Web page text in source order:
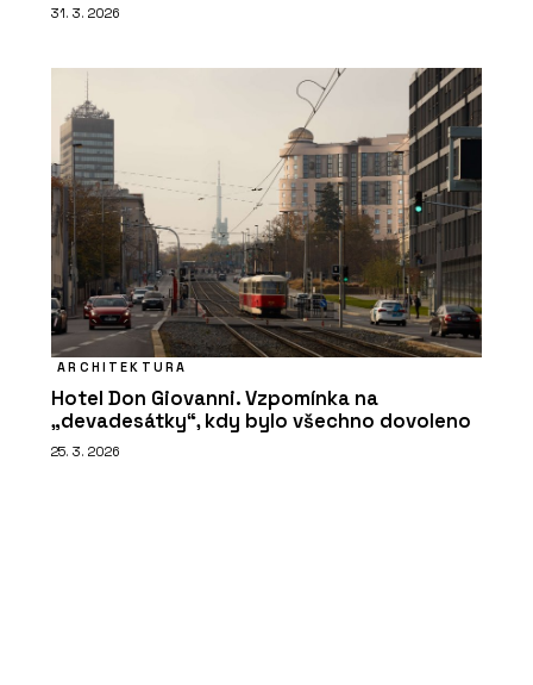
31. 3. 2026
ARCHITEKTURA
Hotel Don Giovanni. Vzpomínka na
„devadesátky“, kdy bylo všechno dovoleno
25. 3. 2026